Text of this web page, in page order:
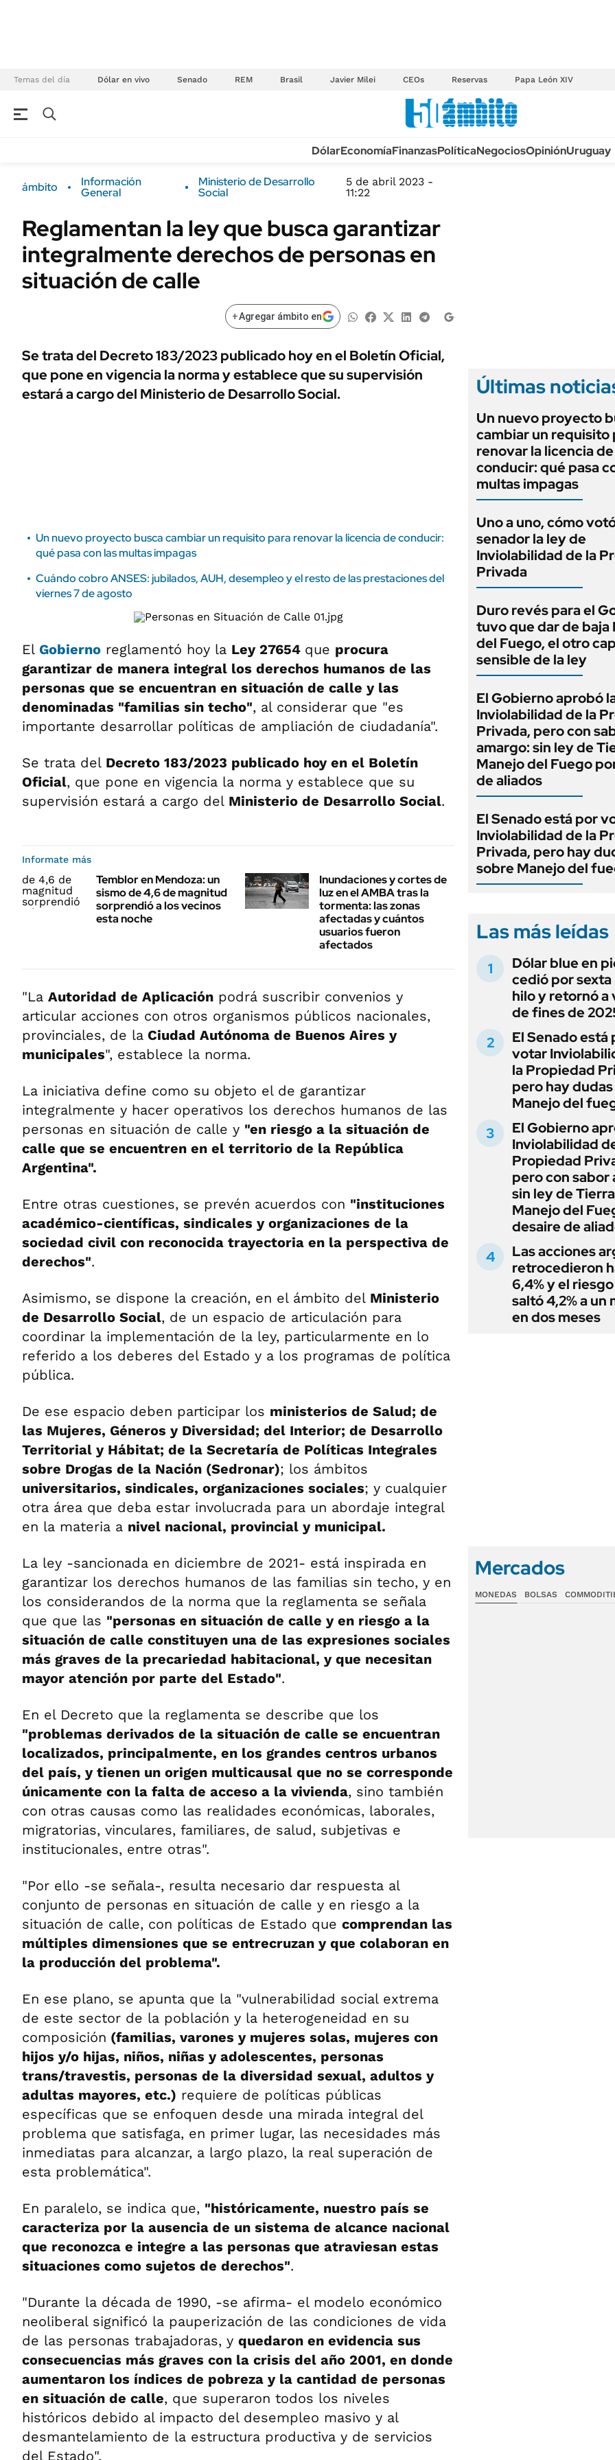
Temas del día Dólar en vivo Senado REM Brasil Javier Milei CEOs Reservas Papa León XIV
Banco de Datos
FINANZAS
Dólar
Mercados
Real Estate
Seguros
ENERGY REPORT
POLÍTICA
Municipios
URUGUAY
TECNOLOGÍA
MÉXICO
MUNDO
LIFESTYLE
DólarEconomíaFinanzasPolíticaNegociosOpiniónUruguay
ámbito Información
General
Ministerio de Desarrollo
Social
5 de abril 2023 -
11:22
Reglamentan la ley que busca garantizar
integralmente derechos de personas en
situación de calle
+Agregar ámbito en
Se trata del Decreto 183/2023 publicado hoy en el Boletín Oficial,
que pone en vigencia la norma y establece que su supervisión
estará a cargo del Ministerio de Desarrollo Social.
Un nuevo proyecto busca cambiar un requisito para renovar la licencia de conducir:
qué pasa con las multas impagas
Cuándo cobro ANSES: jubilados, AUH, desempleo y el resto de las prestaciones del
viernes 7 de agosto
El Gobierno reglamentó hoy la Ley 27654 que procura
garantizar de manera integral los derechos humanos de las
personas que se encuentran en situación de calle y las
denominadas "familias sin techo", al considerar que "es
importante desarrollar políticas de ampliación de ciudadanía".
Se trata del Decreto 183/2023 publicado hoy en el Boletín
Oficial, que pone en vigencia la norma y establece que su
supervisión estará a cargo del Ministerio de Desarrollo Social.
Informate más
Temblor en Mendoza: un
sismo de 4,6 de magnitud
sorprendió a los vecinos
esta noche
Inundaciones y cortes de
luz en el AMBA tras la
tormenta: las zonas
afectadas y cuántos
usuarios fueron
afectados
"La Autoridad de Aplicación podrá suscribir convenios y
articular acciones con otros organismos públicos nacionales,
provinciales, de la Ciudad Autónoma de Buenos Aires y
municipales", establece la norma.
La iniciativa define como su objeto el de garantizar
integralmente y hacer operativos los derechos humanos de las
personas en situación de calle y "en riesgo a la situación de
calle que se encuentren en el territorio de la República
Argentina".
Entre otras cuestiones, se prevén acuerdos con "instituciones
académico-científicas, sindicales y organizaciones de la
sociedad civil con reconocida trayectoria en la perspectiva de
derechos".
Asimismo, se dispone la creación, en el ámbito del Ministerio
de Desarrollo Social, de un espacio de articulación para
coordinar la implementación de la ley, particularmente en lo
referido a los deberes del Estado y a los programas de política
pública.
De ese espacio deben participar los ministerios de Salud; de
las Mujeres, Géneros y Diversidad; del Interior; de Desarrollo
Territorial y Hábitat; de la Secretaría de Políticas Integrales
sobre Drogas de la Nación (Sedronar); los ámbitos
universitarios, sindicales, organizaciones sociales; y cualquier
otra área que deba estar involucrada para un abordaje integral
en la materia a nivel nacional, provincial y municipal.
La ley -sancionada en diciembre de 2021- está inspirada en
garantizar los derechos humanos de las familias sin techo, y en
los considerandos de la norma que la reglamenta se señala
que que las "personas en situación de calle y en riesgo a la
situación de calle constituyen una de las expresiones sociales
más graves de la precariedad habitacional, y que necesitan
mayor atención por parte del Estado".
En el Decreto que la reglamenta se describe que los
"problemas derivados de la situación de calle se encuentran
localizados, principalmente, en los grandes centros urbanos
del país, y tienen un origen multicausal que no se corresponde
únicamente con la falta de acceso a la vivienda, sino también
con otras causas como las realidades económicas, laborales,
migratorias, vinculares, familiares, de salud, subjetivas e
institucionales, entre otras".
"Por ello -se señala-, resulta necesario dar respuesta al
conjunto de personas en situación de calle y en riesgo a la
situación de calle, con políticas de Estado que comprendan las
múltiples dimensiones que se entrecruzan y que colaboran en
la producción del problema".
En ese plano, se apunta que la "vulnerabilidad social extrema
de este sector de la población y la heterogeneidad en su
composición (familias, varones y mujeres solas, mujeres con
hijos y/o hijas, niños, niñas y adolescentes, personas
trans/travestis, personas de la diversidad sexual, adultos y
adultas mayores, etc.) requiere de políticas públicas
específicas que se enfoquen desde una mirada integral del
problema que satisfaga, en primer lugar, las necesidades más
inmediatas para alcanzar, a largo plazo, la real superación de
esta problemática".
En paralelo, se indica que, "históricamente, nuestro país se
caracteriza por la ausencia de un sistema de alcance nacional
que reconozca e integre a las personas que atraviesan estas
situaciones como sujetos de derechos".
"Durante la década de 1990, -se afirma- el modelo económico
neoliberal significó la pauperización de las condiciones de vida
de las personas trabajadoras, y quedaron en evidencia sus
consecuencias más graves con la crisis del año 2001, en donde
aumentaron los índices de pobreza y la cantidad de personas
en situación de calle, que superaron todos los niveles
históricos debido al impacto del desempleo masivo y al
desmantelamiento de la estructura productiva y de servicios
del Estado".
Últimas
Un nuevo proyecto
cambiar un requisito
renovar la licencia de
conducir: qué pasa
multas impagas
Uno a uno, cómo
senador la ley de
Inviolabilidad de la
Privada
Duro revés para el
tuvo que dar de baja
del Fuego, el otro
sensible de la ley
El Gobierno aprobó
Inviolabilidad de la
Privada, pero con
amargo: sin ley de
Manejo del Fuego
de aliados
El Senado está por
Inviolabilidad de la
Privada, pero hay
sobre Manejo del
Las más leídas
Dólar blue en
cedió por sexta
hilo y retornó a
de fines de
El Senado está
votar
la Propiedad
pero hay
Manejo del
El Gobierno
Inviolabilidad
Propiedad
pero con sabor
sin ley de
Manejo del
desaire de
Las acciones
retrocedieron
6,4% y el
saltó 4,2% a un
en dos meses
Mercados
MONEDAS BOLSAS